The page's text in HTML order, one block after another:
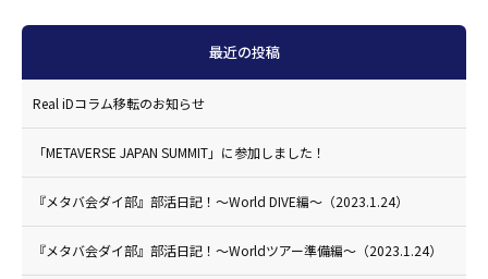
最近の投稿
Real iDコラム移転のお知らせ
「METAVERSE JAPAN SUMMIT」に参加しました！
『メタバ会ダイ部』部活日記！〜World DIVE編〜（2023.1.24）
『メタバ会ダイ部』部活日記！〜Worldツアー準備編〜（2023.1.24）